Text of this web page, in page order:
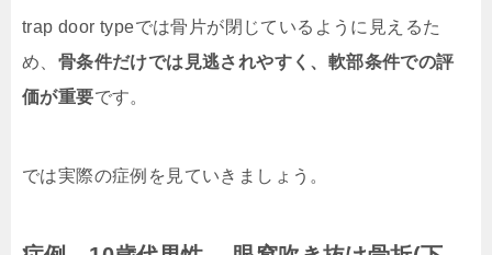
trap door typeでは骨片が閉じているように見えるた
め、 骨条件だけでは見逃されやすく、軟部条件での評
価が重要です。
では実際の症例を見ていきましょう。